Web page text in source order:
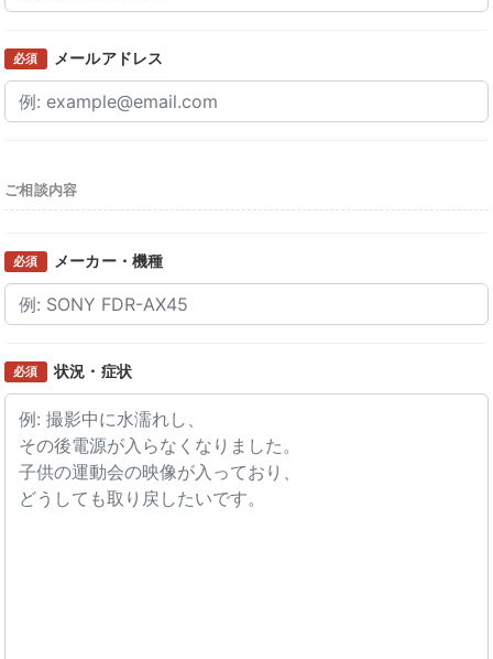
必須 メールアドレス
ご相談内容
必須 メーカー・機種
必須 状況・症状